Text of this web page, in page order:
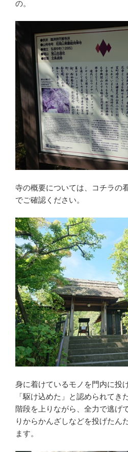
の。
寺の概要については、コチラの
でご確認ください。
身に着けているモノを門内に投
「駆け込めた」と認められてき
階段を上りながら、全力で逃げ
りからかんざしなどを投げたん
ます。